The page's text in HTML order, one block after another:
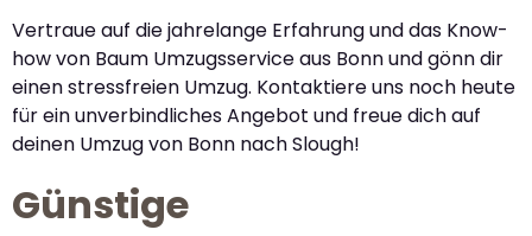
Vertraue auf die jahrelange Erfahrung und das Know-
how von Baum Umzugsservice aus Bonn und gönn dir
einen stressfreien Umzug. Kontaktiere uns noch heute
für ein unverbindliches Angebot und freue dich auf
deinen Umzug von Bonn nach Slough!
Günstige